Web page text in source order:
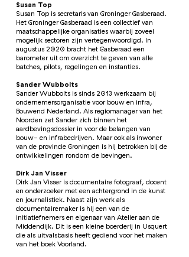
Susan Top
Susan Top is secretaris van Groninger Gasberaad.
Het Groninger Gasberaad is een collectief van
maatschappelijke organisaties waarbij zoveel
mogelijk sectoren zijn vertegenwoordigd. In
augustus 2020 bracht het Gasberaad een
barometer uit om overzicht te geven van alle
batches, pilots, regelingen en instanties.
Sander Wubbolts
Sander Wubbolts is sinds 2013 werkzaam bij
ondernemersorganisatie voor bouw en infra,
Bouwend Nederland. Als regiomanager van het
Noorden zet Sander zich binnen het
aardbevingsdossier in voor de belangen van
bouw- en infrabedrijven. Maar ook als inwoner
van de provincie Groningen is hij betrokken bij de
ontwikkelingen rondom de bevingen.
Dirk Jan Visser
Dirk Jan Visser is documentaire fotograaf, docent
en onderzoeker met een achtergrond in de kunst
en journalistiek. Naast zijn werk als
documentairemaker is hij een van de
initiatiefnemers en eigenaar van Atelier aan de
Middendijk. Dit is een kleine boerderij in Usquert
die als uitvalsbasis heeft gediend voor het maken
van het boek Voorland.